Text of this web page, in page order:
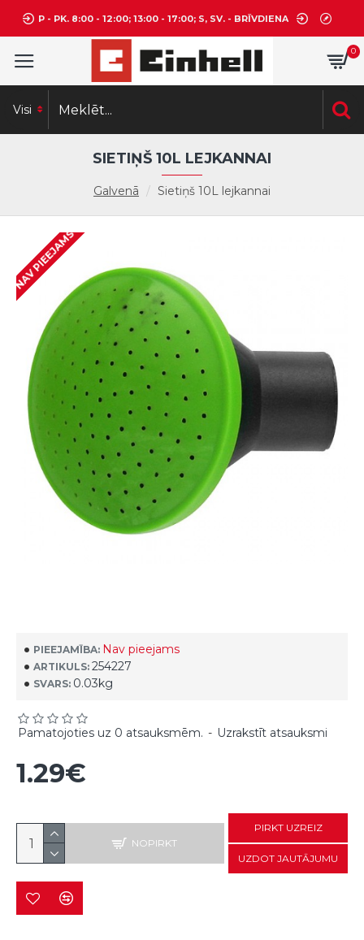
P - PK. 8:00 - 12:00; 13:00 - 17:00; S, SV. - BRĪVDIENA
0
Visi
Galvenā Sietiņš 10L lejkannai
SIETIŅŠ 10L LEJKANNAI
NAV PIEEJAMS
PIEEJAMĪBA: Nav pieejams
ARTIKULS: 254227
SVARS: 0.03kg
Pamatojoties uz 0 atsauksmēm. - Uzrakstīt atsauksmi
1.29€
NOPIRKT
PIRKT UZREIZ
UZDOT JAUTĀJUMU